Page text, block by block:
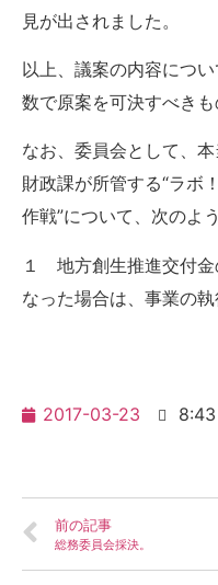
見が出されました。
以上、議案の内容につ
数で原案を可決すべきも
なお、委員会として、
財政課が所管する“ラボ
作戦”について、次のよ
１ 地方創生推進交付金
なった場合は、事業の
2017-03-23
前の記事
総務委員会採決。